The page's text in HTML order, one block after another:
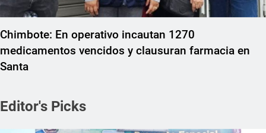
Chimbote: En operativo incautan 1270
medicamentos vencidos y clausuran farmacia en
Santa
Editor's Picks